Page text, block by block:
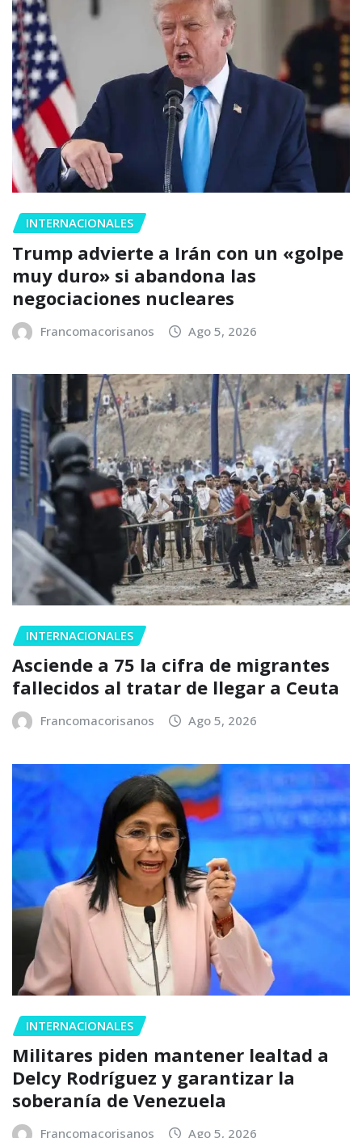
INTERNACIONALES
Trump advierte a Irán con un «golpe
muy duro» si abandona las
negociaciones nucleares
Francomacorisanos Ago 5, 2026
INTERNACIONALES
Asciende a 75 la cifra de migrantes
fallecidos al tratar de llegar a Ceuta
Francomacorisanos Ago 5, 2026
INTERNACIONALES
Militares piden mantener lealtad a
Delcy Rodríguez y garantizar la
soberanía de Venezuela
Francomacorisanos Ago 5, 2026